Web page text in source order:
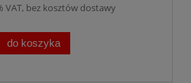
VAT, bez kosztów dostawy
do koszyka